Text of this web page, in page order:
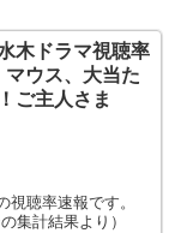
木ドラマ視聴率
ウス、大当た
ご主人さま
聴率速報です。
集計結果より）